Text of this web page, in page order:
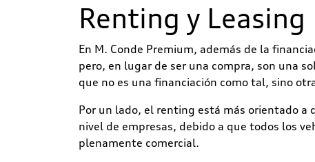
Renting y Leasing
En M. Conde Premium, además de la
pero, en lugar de ser una compra, son una
que no es una financiación como tal, sino
Por un lado, el renting está más orientado
nivel de empresas, debido a que todos los
plenamente comercial.